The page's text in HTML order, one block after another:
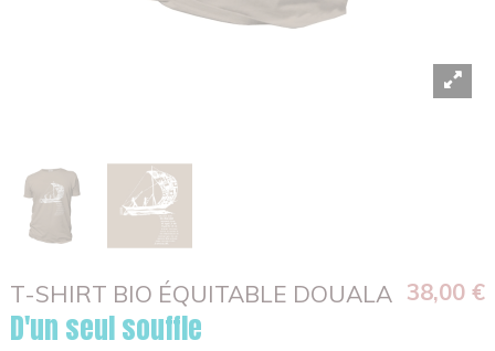
T-SHIRT BIO ÉQUITABLE DOUALA 38,00 €
D'un seul souffle